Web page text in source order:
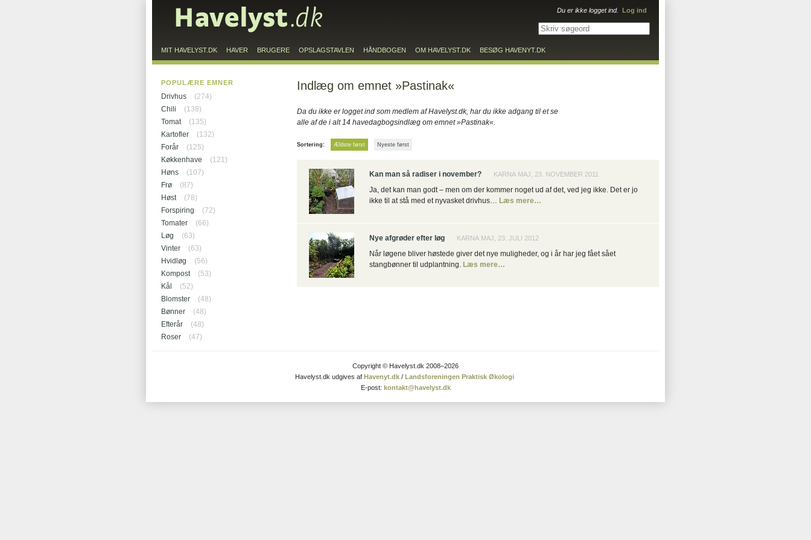
Indlæg om emnet »Pastinak«
Da du ikke er logget ind som medlem af Havelyst.dk, har du ikke adgang til et se
alle af de i alt 14 havedagbogsindlæg om emnet »Pastinak«.
Sortering: Ældste først Nyeste først
Kan man så radiser i november? KARNA MAJ, 23. NOVEMBER 2011
Ja, det kan man godt – men om der kommer noget ud af det, ved jeg ikke. Det er jo
ikke til at stå med et nyvasket drivhus… Læs mere…
Nye afgrøder efter løg KARNA MAJ, 23. JULI 2012
Når løgene bliver høstede giver det nye muligheder, og i år har jeg fået sået
stangbønner til udplantning. Læs mere…
POPULÆRE EMNER
Drivhus
(274)
Chili
(138)
Tomat
(135)
Kartofler
(132)
Forår
(125)
Køkkenhave
(121)
Høns
(107)
Frø
(87)
Høst
(78)
Forspiring
(72)
Tomater
(66)
Løg
(63)
Vinter
(63)
Hvidløg
(56)
Kompost
(53)
Kål
(52)
Blomster
(48)
Bønner
(48)
Efterår
(48)
Roser
(47)
Copyright © Havelyst.dk 2008–2026
Havelyst.dk udgives af Havenyt.dk / Landsforeningen Praktisk Økologi
E-post: kontakt@havelyst.dk
MIT HAVELYST.DK HAVER BRUGERE OPSLAGSTAVLEN HÅNDBOGEN OM HAVELYST.DK BESØG HAVENYT.DK
Du er ikke logget ind. Log ind